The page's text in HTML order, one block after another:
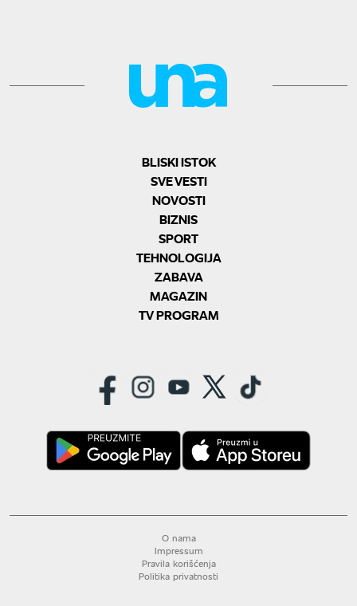
BLISKI ISTOK
SVE VESTI
NOVOSTI
BIZNIS
SPORT
TEHNOLOGIJA
ZABAVA
MAGAZIN
TV PROGRAM
O nama
Impressum
Pravila korišćenja
Politika privatnosti